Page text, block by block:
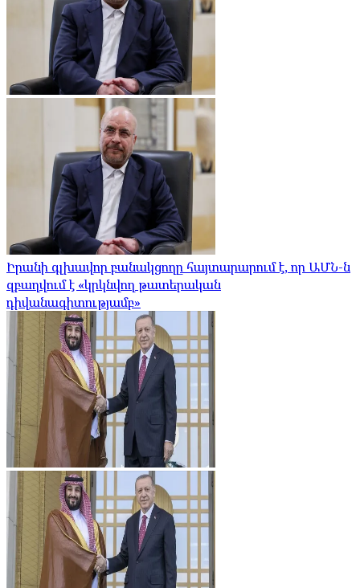
Իրանի գլխավոր բանակցողը հայտարարում է, որ ԱՄՆ-ն
զբաղվում է «կրկնվող թատերական
դիվանագիտությամբ»